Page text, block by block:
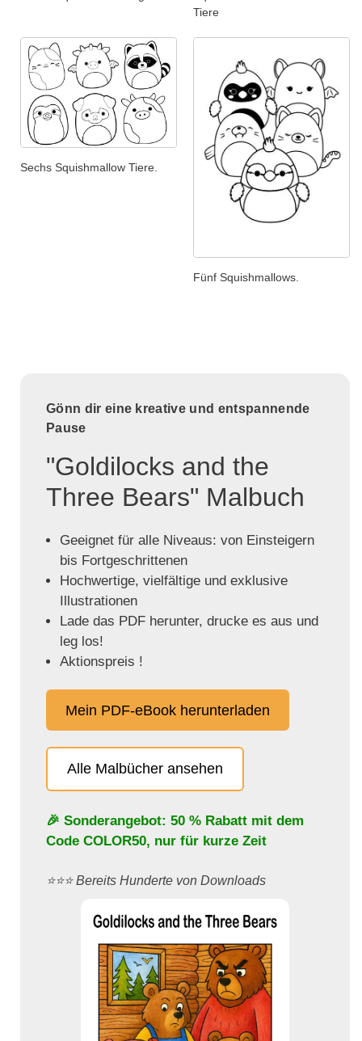
Tiere
Sechs Squishmallow Tiere.
Fünf Squishmallows.
Gönn dir eine kreative und entspannende
Pause
"Goldilocks and the
Three Bears" Malbuch
Geeignet für alle Niveaus: von Einsteigern
bis Fortgeschrittenen
Hochwertige, vielfältige und exklusive
Illustrationen
Lade das PDF herunter, drucke es aus und
leg los!
Aktionspreis !
Mein PDF-eBook herunterladen
Alle Malbücher ansehen
🎉 Sonderangebot: 50 % Rabatt mit dem
Code COLOR50, nur für kurze Zeit
⭐️⭐️⭐️ Bereits Hunderte von Downloads